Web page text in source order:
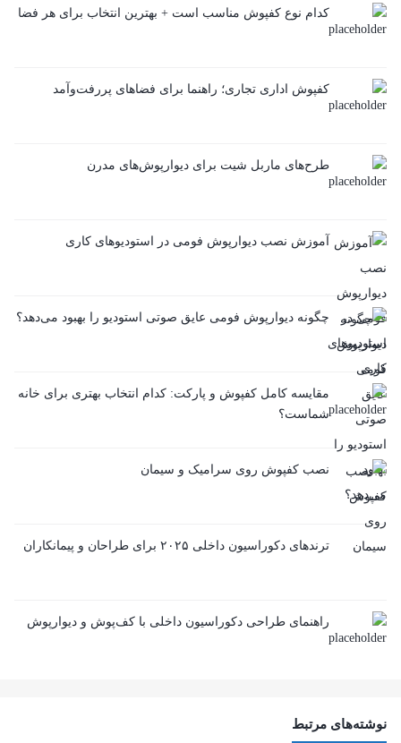
کدام نوع کفپوش مناسب است + بهترین انتخاب برای هر فضا
کفپوش اداری تجاری؛ راهنما برای فضاهای پررفت‌و‌آمد
طرح‌های ماربل شیت برای دیوارپوش‌های مدرن
آموزش نصب دیوارپوش فومی در استودیوهای کاری
چگونه دیوارپوش فومی عایق صوتی استودیو را بهبود می‌دهد؟
مقایسه کامل کفپوش و پارکت: کدام انتخاب بهتری برای خانه
شماست؟
نصب کفپوش روی سرامیک و سیمان
ترندهای دکوراسیون داخلی ۲۰۲۵ برای طراحان و پیمانکاران
راهنمای طراحی دکوراسیون داخلی با کف‌پوش و دیوارپوش
نوشته‌های مرتبط